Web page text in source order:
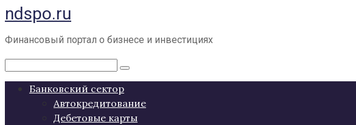
Перейти
к
контенту
ndspo.ru
Финансовый портал о бизнесе и инвестициях
Поиск:
Банковский сектор
Автокредитование
Дебетовые карты